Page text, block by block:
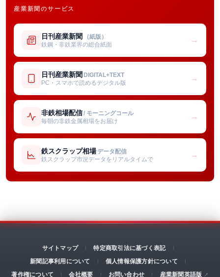
産業新聞のサービス
日刊産業新聞 （紙版）
鉄鋼・非鉄業界の総合紙面
→
日刊産業新聞 DIGITAL+TEXT
PC・スマホで読めるデジタル版
→
非鉄相場配信/ モーニングコール
毎朝の非鉄金属相場をお届け
→
鉄スクラップ相場 データ配信
鉄スクラップ市況データをリアルタイムで
→
サイトマップ
特定商取引法に基づく表記
新聞記事利用について
個人情報保護方針について
著作権について
会社概要 お問い合わせ 産業新聞英語版